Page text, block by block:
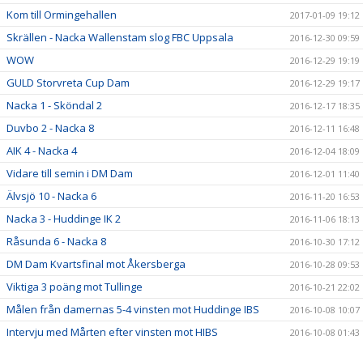
Kom till Ormingehallen 2017-01-09 19:12
Skrällen - Nacka Wallenstam slog FBC Uppsala 2016-12-30 09:59
WOW 2016-12-29 19:19
GULD Storvreta Cup Dam 2016-12-29 19:17
Nacka 1 - Sköndal 2 2016-12-17 18:35
Duvbo 2 - Nacka 8 2016-12-11 16:48
AIK 4 - Nacka 4 2016-12-04 18:09
Vidare till semin i DM Dam 2016-12-01 11:40
Älvsjö 10 - Nacka 6 2016-11-20 16:53
Nacka 3 - Huddinge IK 2 2016-11-06 18:13
Råsunda 6 - Nacka 8 2016-10-30 17:12
DM Dam Kvartsfinal mot Åkersberga 2016-10-28 09:53
Viktiga 3 poäng mot Tullinge 2016-10-21 22:02
Målen från damernas 5-4 vinsten mot Huddinge IBS 2016-10-08 10:07
Intervju med Mårten efter vinsten mot HIBS 2016-10-08 01:43